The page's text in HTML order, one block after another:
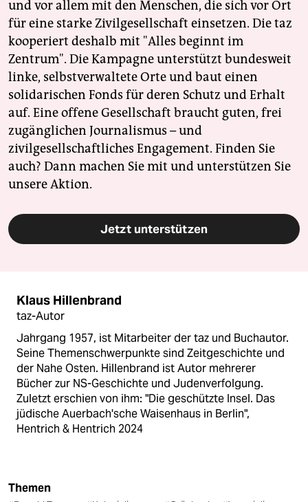
und vor allem mit den Menschen, die sich vor Ort
für eine starke Zivilgesellschaft einsetzen. Die taz
kooperiert deshalb mit "Alles beginnt im
Zentrum". Die Kampagne unterstützt bundesweit
linke, selbstverwaltete Orte und baut einen
solidarischen Fonds für deren Schutz und Erhalt
auf. Eine offene Gesellschaft braucht guten, frei
zugänglichen Journalismus – und
zivilgesellschaftliches Engagement. Finden Sie
auch? Dann machen Sie mit und unterstützen Sie
unsere Aktion.
Jetzt unterstützen
Klaus Hillenbrand
taz-Autor
Jahrgang 1957, ist Mitarbeiter der taz und Buchautor.
Seine Themenschwerpunkte sind Zeitgeschichte und
der Nahe Osten. Hillenbrand ist Autor mehrerer
Bücher zur NS-Geschichte und Judenverfolgung.
Zuletzt erschien von ihm: "Die geschützte Insel. Das
jüdische Auerbach'sche Waisenhaus in Berlin",
Hentrich & Hentrich 2024
Themen